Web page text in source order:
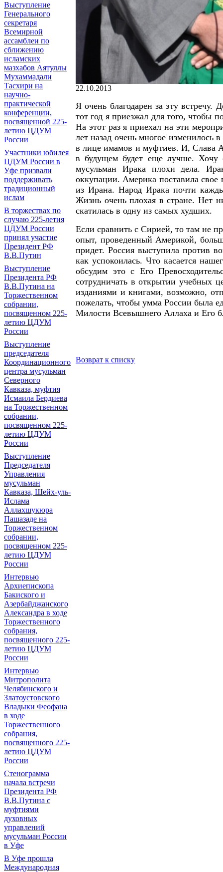
Выступление
Генерального
секретаря
Всемирной
ассамблеи по
сближению
исламских
мазхабов Аятуллы
Мухаммадали
Тасхири на
научно-
практической
конференции,
посвященной 225-
летию ЦДУМ
России
Участники юбилея
ЦДУМ России в
Уфе призвали
поддерживать
традиционный
ислам
В торжествах по
случаю 225-летия
ЦДУМ России
принял участие
Президент РФ
В.В.Путин
Выступление
Президента РФ
В.В.Путина на
Торжественном
собрании,
посвященном 225-
летию ЦДУМ
России
Выступление
председателя
Координационного
центра мусульман
Северного
Кавказа, муфтия
Исмаила Бердиева
на Торжественном
собрании,
посвященном 225-
летию ЦДУМ
России
Выступление
Председателя
Управления
мусульман
Кавказа, Шейх-уль-
Ислама
Аллахшукюра
Пашазаде на
Торжественном
собрании,
посвященном 225-
летию ЦДУМ
России
Интервью
Архиепископа
Бакиского и
Азербайджанского
Александра в ходе
Торжественного
собрания,
посвященного 225-
летию ЦДУМ
России
Интервью
Митрополита
Челябинского и
Златоустовского
Владыки Феофана
в ходе
Торжественного
собрания,
посвященного 225-
летию ЦДУМ
России
Стенограмма
начала встречи
Президента РФ
В.В.Путина с
муфтиями
духовных
управлений
мусульман России
в Уфе
В Уфе прошла
Международная
22.10.2013
Я очень благодарен за эту встречу.
тот год я приезжал для того, чтобы
На этот раз я приехал на эти
лет назад очень многое изменилось
в лице имамов и муфтиев. И, Слава
в будущем будет еще лучше. Хочу
мусульман Ирака плохи дела.
оккупации. Америка поставила свое
из Ирана. Народ Ирака почти
Жизнь очень плохая в стране. Нет
скатилась в одну из самых худших.
Если сравнить с Сирией, то там не
опыт, проведенный Америкой,
придет. Россия выступила против
как успокоилась. Что касается
обсудим это с Его
сотрудничать в открытии учебных
изданиями и книгами, возможно,
пожелать, чтобы умма России была
Милости Всевышнего Аллаха и Его
Возврат к списку